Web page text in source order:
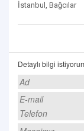
İstanbul, Bağcılar
Detaylı bilgi